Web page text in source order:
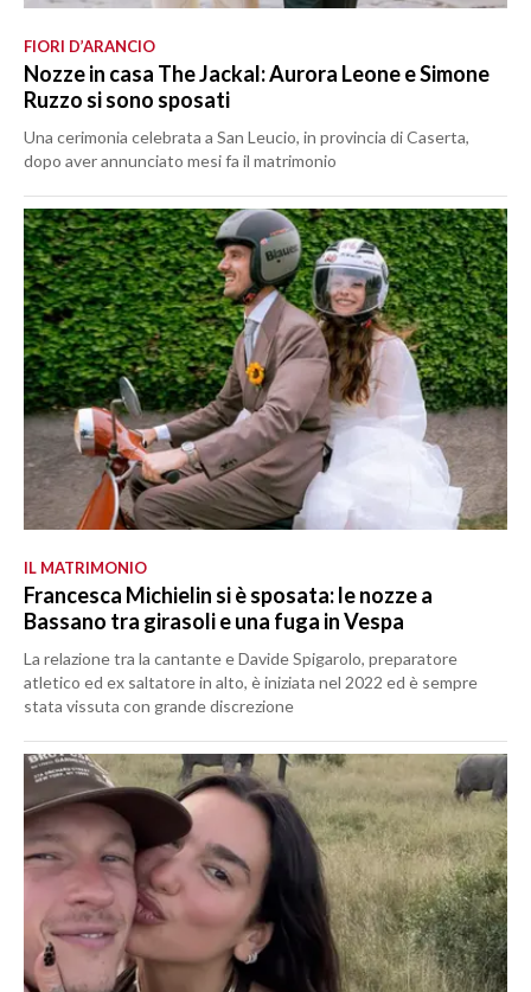
FIORI D’ARANCIO
Nozze in casa The Jackal: Aurora Leone e Simone
Ruzzo si sono sposati
Una cerimonia celebrata a San Leucio, in provincia di Caserta,
dopo aver annunciato mesi fa il matrimonio
IL MATRIMONIO
Francesca Michielin si è sposata: le nozze a
Bassano tra girasoli e una fuga in Vespa
La relazione tra la cantante e Davide Spigarolo, preparatore
atletico ed ex saltatore in alto, è iniziata nel 2022 ed è sempre
stata vissuta con grande discrezione